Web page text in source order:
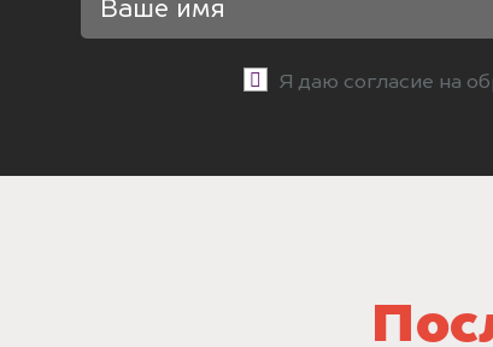
Я даю согласие на